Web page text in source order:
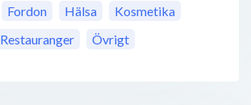
Fordon Hälsa
Kosmetika
Restauranger Övrigt